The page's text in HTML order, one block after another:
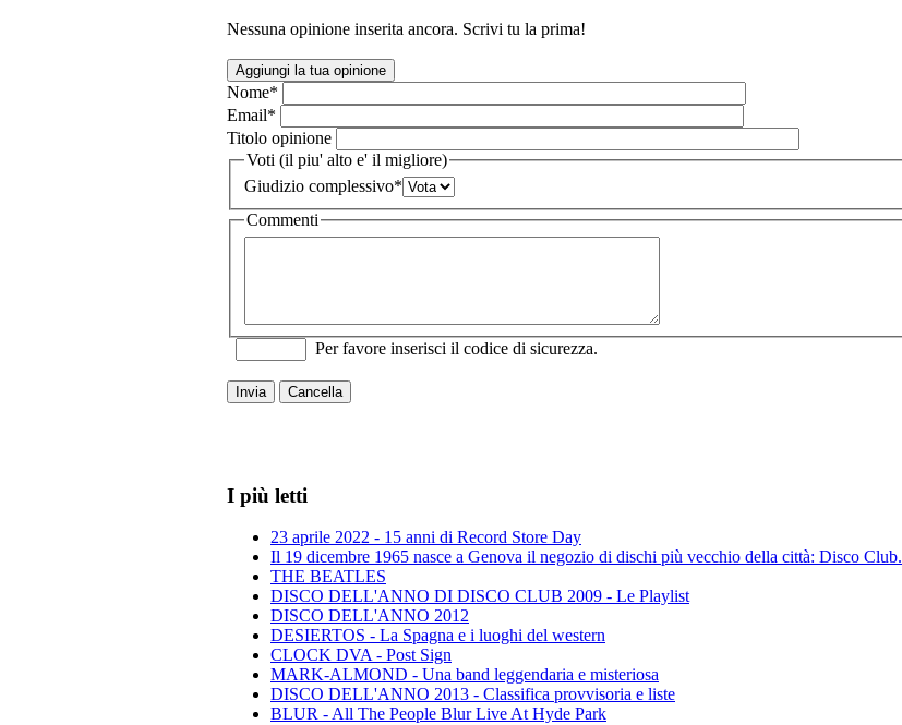
Nessuna opinione inserita ancora. Scrivi tu la prima!
Aggiungi la tua opinione
Nome*
Email*
Titolo opinione
Voti (il piu' alto e' il migliore)
Giudizio complessivo*
Commenti
Per favore inserisci il codice di sicurezza.
Invia Cancella
I più letti
23 aprile 2022 - 15 anni di Record Store Day
Il 19 dicembre 1965 nasce a Genova il negozio di dischi più vecchio della città: Disco Club.
THE BEATLES
DISCO DELL'ANNO DI DISCO CLUB 2009 - Le Playlist
DISCO DELL'ANNO 2012
DESIERTOS - La Spagna e i luoghi del western
CLOCK DVA - Post Sign
MARK-ALMOND - Una band leggendaria e misteriosa
DISCO DELL'ANNO 2013 - Classifica provvisoria e liste
BLUR - All The People Blur Live At Hyde Park